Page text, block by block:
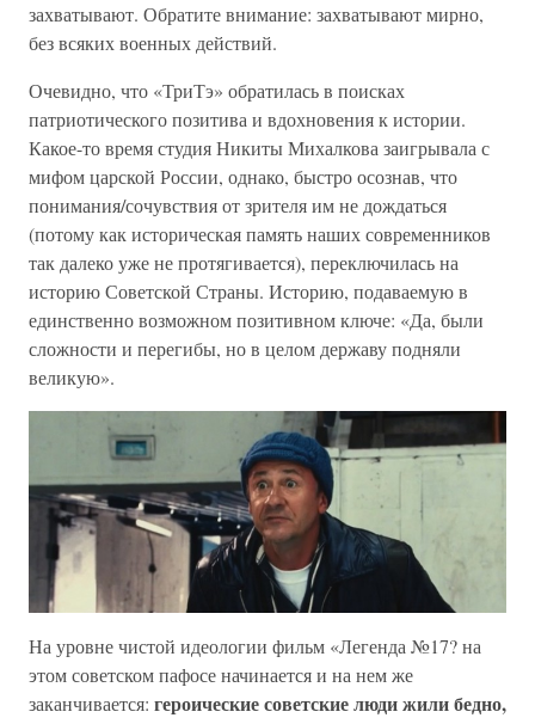
захватывают. Обратите внимание: захватывают мирно,
без всяких военных действий.
Очевидно, что «ТриТэ» обратилась в поисках
патриотического позитива и вдохновения к истории.
Какое-то время студия Никиты Михалкова заигрывала с
мифом царской России, однако, быстро осознав, что
понимания/сочувствия от зрителя им не дождаться
(потому как историческая память наших современников
так далеко уже не протягивается), переключилась на
историю Советской Страны. Историю, подаваемую в
единственно возможном позитивном ключе: «Да, были
сложности и перегибы, но в целом державу подняли
великую».
На уровне чистой идеологии фильм «Легенда №17? на
этом советском пафосе начинается и на нем же
заканчивается: героические советские люди жили бедно,